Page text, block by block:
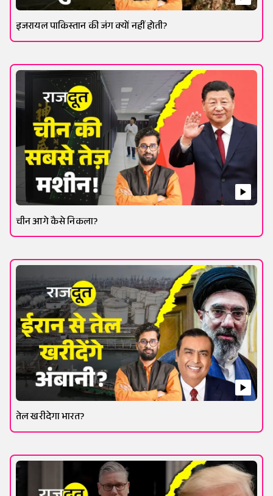
इजरायल पाकिस्तान की जंग क्यों नहीं होती?
चीन आगे कैसे निकला?
तेल खरीदेगा भारत?